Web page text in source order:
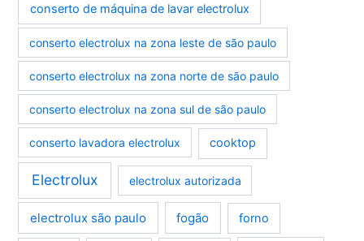
conserto de máquina de lavar electrolux
conserto electrolux na zona leste de são paulo
conserto electrolux na zona norte de são paulo
conserto electrolux na zona sul de são paulo
conserto lavadora electrolux cooktop
Electrolux electrolux autorizada
electrolux são paulo fogão forno